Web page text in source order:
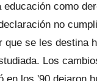
educación como
no
que se les destina
Los